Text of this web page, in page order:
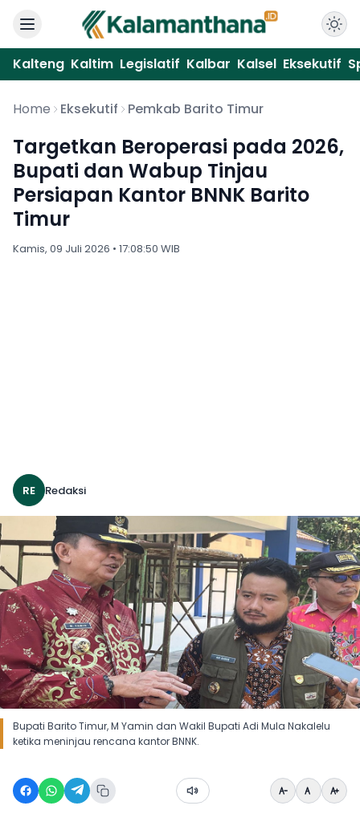
Kalteng Kaltim Legislatif Kalbar Kalsel Eksekutif
Home Eksekutif Pemkab Barito Timur
Targetkan Beroperasi pada 2026,
Bupati dan Wabup Tinjau
Persiapan Kantor BNNK Barito
Timur
Kamis, 09 Juli 2026 • 17:08:50 WIB
RE Redaksi
Bupati Barito Timur, M Yamin dan Wakil Bupati Adi Mula Nakalelu
ketika meninjau rencana kantor BNNK.